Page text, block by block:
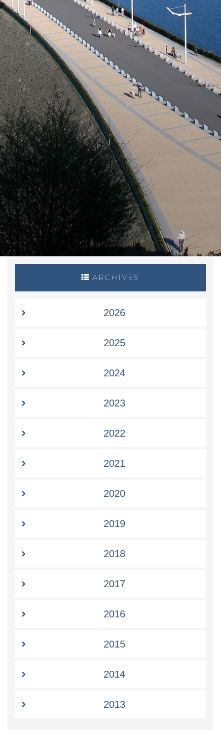
ARCHIVES
2026
2025
2024
2023
2022
2021
2020
2019
2018
2017
2016
2015
2014
2013